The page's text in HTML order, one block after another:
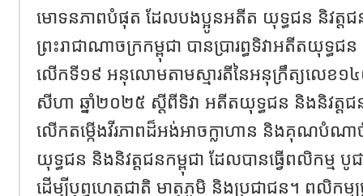
មោទនភាពបំផុត ដែលបងប្អូនអតីត យុទ្ធជន និវត្តជ
ព្រះរាជាណាចក្រកម្ពុជា បានប្រារព្ធទិវាអតីតយុទ្ធជ
លើកទី១៩ អនុលោមតាមស្មារតីនៃអនុក្រឹត្យលេខ១៤
សីហា ឆ្នាំ២០២៥ ស្តីពីទិវា អតីតយុទ្ធជន និងនិវត្ត
លើកតម្កើងវីរភាពដ៏អង់អាចក្លាហាន និងគុណបំណ
យុទ្ធជន និងនិវត្តជនកម្ពុជា ដែលបានធ្វើពលិកម្
ដើម្បីបុព្វហេតុជាតិ មាតុភូមិ និងប្រជាជន។ ពលិកម្ម